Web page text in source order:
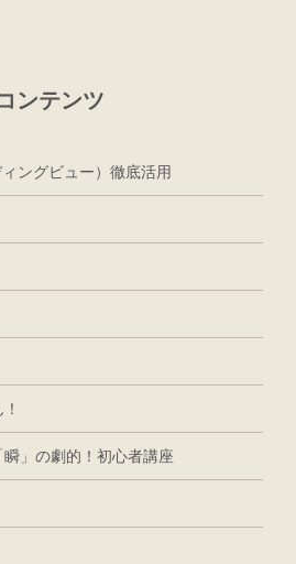
ンテンツ
ングビュー）徹底活用
」の劇的！初心者講座